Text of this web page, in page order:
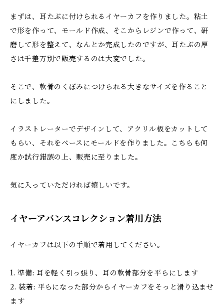
まずは、耳たぶに付けられるイヤーカフを作りました。粘土
で形を作って、モールド作成、そこからレジンで作って、研
磨して形を整えて、なんとか完成したのですが、耳たぶの厚
さは千差万別で販売するのは大変でした。
そこで、軟骨のくぼみにつけられる大きなサイズを作ること
にしました。
イラストレーターでデザインして、アクリル板をカットして
もらい、それをベースにモールドを作りました。こちらも何
度か試行錯誤の上、販売に至りました。
気に入っていただければ嬉しいです。
イヤーアバンスコレクション着用方法
イヤーカフは以下の手順で着用してください。
1. 準備: 耳を軽く引っ張り、耳の軟骨部分を平らにします
2. 装着: 平らになった部分からイヤーカフをそっと滑り込ませ
ます